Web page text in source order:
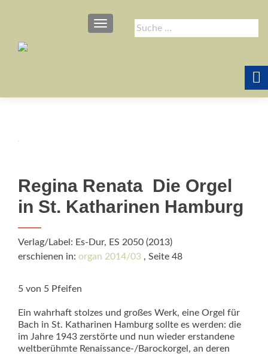
Suche
nach:
SCHALTE NAVIGATION
Regina Renata  Die Orgel
in St. Katharinen Hamburg
Verlag/Label: Es-Dur, ES 2050 (2013)
erschienen in: organ 2014/03 , Seite 48
5 von 5 Pfeifen
Ein wahrhaft stolzes und großes Werk, eine Orgel für
Bach in St. Katharinen Hamburg sollte es werden: die
im Jahre 1943 zerstörte und nun wieder erstandene
weltberühmte Renaissance-/Barockorgel, an deren